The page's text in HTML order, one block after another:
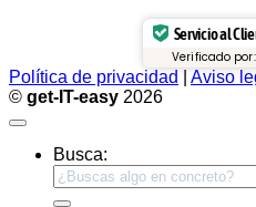
Servicio al
Verificado por:
Política de privacidad Aviso
© get-IT-easy 2026
Busca: